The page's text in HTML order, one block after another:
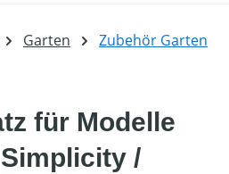
Garten Zubehör Garten
für Modelle
/